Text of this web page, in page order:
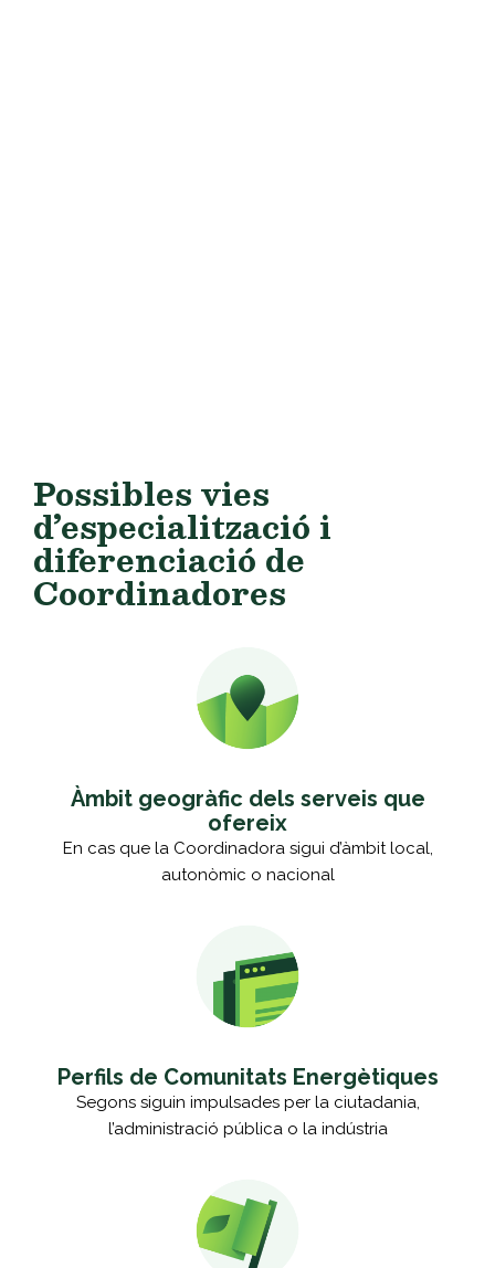
Possibles vies
d’especialització i
diferenciació de
Coordinadores
Àmbit geogràfic dels serveis que
ofereix
En cas que la Coordinadora sigui d’àmbit local,
autonòmic o nacional
Perfils de Comunitats Energètiques
Segons siguin impulsades per la ciutadania,
l’administració pública o la indústria